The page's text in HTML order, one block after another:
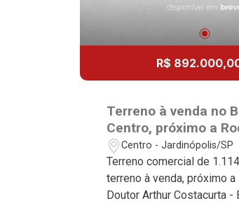
R$
Terreno à venda no
Centro, próximo a
Doutor Arthur
Jardinópolis/SP.
Centro - Jardinópolis/SP
Terreno comercial de
terreno à venda, próximo a
Doutor Arthur Costacurta -